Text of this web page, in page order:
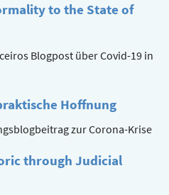
to the State of
Blogpost über Covid-19 in
Hoffnung
zur Corona-Krise
through Judicial